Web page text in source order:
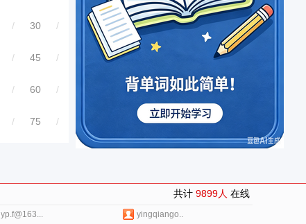
/ 30 /
/ 45 /
/ 60 /
/ 75 /
共计 9899人 在线
lyp.f@163...
yingqiango..